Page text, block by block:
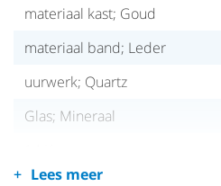
materiaal kast; Goud
materiaal band; Leder
uurwerk; Quartz
Glas; Mineraal
Lees meer